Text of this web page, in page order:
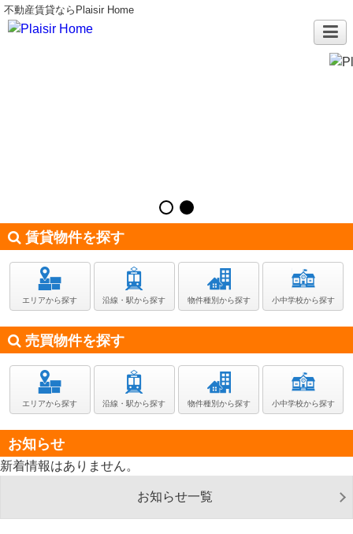
不動産賃貸ならPlaisir Home
賃貸物件を探す
エリアから探す 沿線・駅から探す 物件種別から探す 小中学校から探す
売買物件を探す
エリアから探す 沿線・駅から探す 物件種別から探す 小中学校から探す
お知らせ
新着情報はありません。
お知らせ一覧